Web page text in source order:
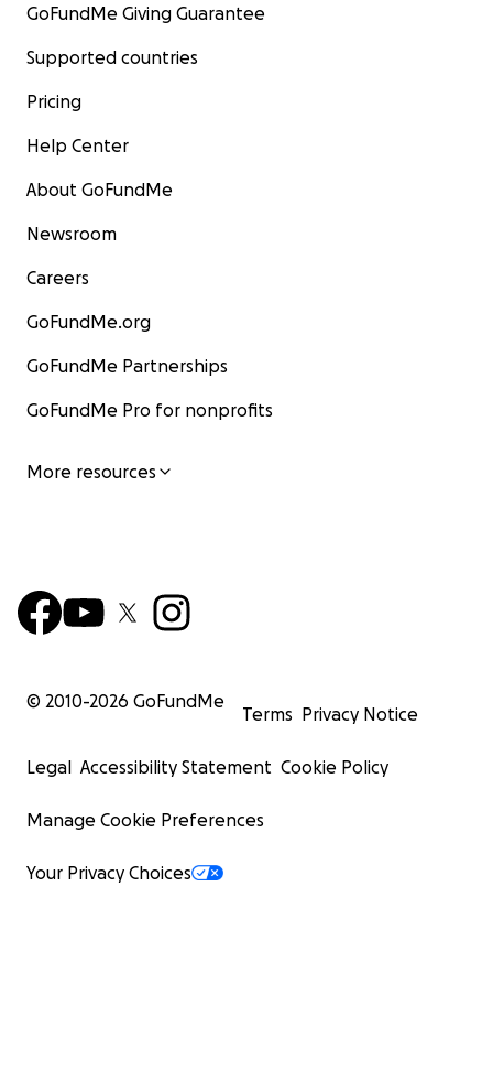
GoFundMe Giving Guarantee
Supported countries
Pricing
Help Center
About GoFundMe
Newsroom
Careers
GoFundMe.org
GoFundMe Partnerships
GoFundMe Pro for nonprofits
More resources
© 2010-2026 GoFundMe
Terms Privacy Notice
Legal Accessibility Statement Cookie Policy
Manage Cookie Preferences
Your Privacy Choices